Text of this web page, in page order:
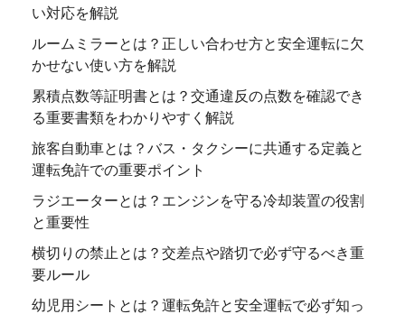
い対応を解説
ルームミラーとは？正しい合わせ方と安全運転に欠
かせない使い方を解説
累積点数等証明書とは？交通違反の点数を確認でき
る重要書類をわかりやすく解説
旅客自動車とは？バス・タクシーに共通する定義と
運転免許での重要ポイント
ラジエーターとは？エンジンを守る冷却装置の役割
と重要性
横切りの禁止とは？交差点や踏切で必ず守るべき重
要ルール
幼児用シートとは？運転免許と安全運転で必ず知っ